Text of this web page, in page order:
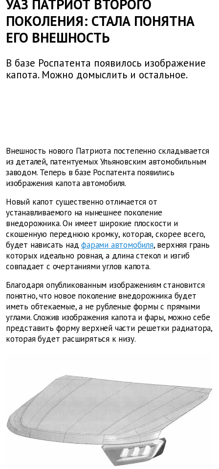
УАЗ ПАТРИОТ ВТОРОГО
ПОКОЛЕНИЯ: СТАЛА ПОНЯТНА
ЕГО ВНЕШНОСТЬ
В базе Роспатента появилось изображение
капота. Можно домыслить и остальное.
Внешность нового Патриота постепенно складывается
из деталей, патентуемых Ульяновским автомобильным
заводом. Теперь в базе Роспатента появились
изображения капота автомобиля.
Новый капот существенно отличается от
устанавливаемого на нынешнее поколение
внедорожника. Он имеет широкие плоскости и
скошенную переднюю кромку, которая, скорее всего,
будет нависать над фарами автомобиля, верхняя грань
которых идеально ровная, а длина стекол и изгиб
совпадает с очертаниями углов капота.
Благодаря опубликованным изображениям становится
понятно, что новое поколение внедорожника будет
иметь обтекаемые, а не рубленые формы с прямыми
углами. Сложив изображения капота и фары, можно себе
представить форму верхней части решетки радиатора,
которая будет расширяться к низу.